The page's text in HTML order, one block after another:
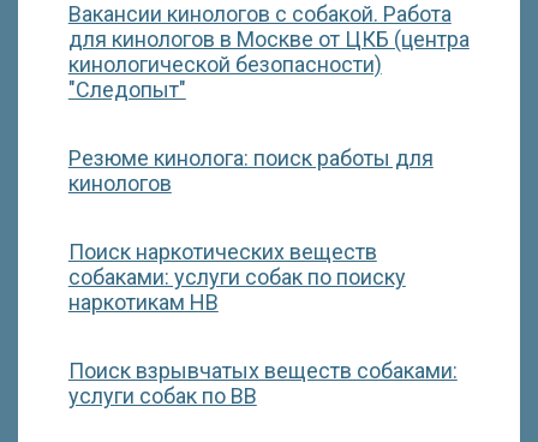
Вакансии кинологов с собакой. Работа
для кинологов в Москве от ЦКБ (центра
кинологической безопасности)
"Следопыт"
Резюме кинолога: поиск работы для
кинологов
Поиск наркотических веществ
собаками: услуги собак по поиску
наркотикам НВ
Поиск взрывчатых веществ собаками:
услуги собак по ВВ